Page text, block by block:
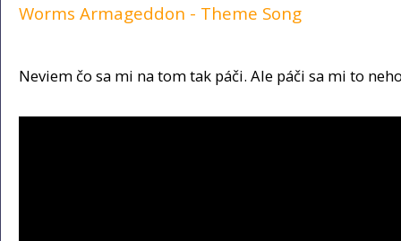
Worms Armageddon - Theme Song
Neviem čo sa mi na tom tak páči. Ale páči sa mi to